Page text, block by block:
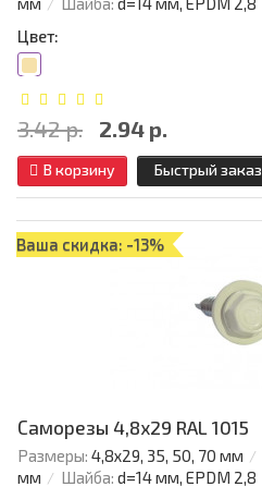
Цвет:
3.42 р. 2.94 р.
В корзину Быстрый заказ
Ваша скидка: -13%
Саморезы 4,8х29 RAL 1015
Размеры: 4,8х29, 35, 50, 70 мм
мм
Шайба: d=14 мм, EPDM 2,8